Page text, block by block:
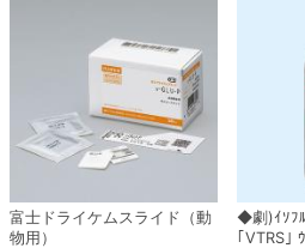
富士ドライケムスライド（動
物用）
◆劇)ｲｿﾌ
｢VTRS｣